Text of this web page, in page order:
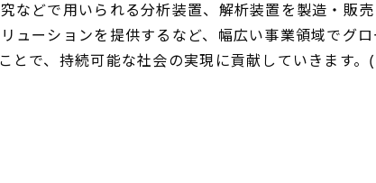
どで用いられる分析装置、解析装置を製造・販
ーションを提供するなど、幅広い事業領域でグ
とで、持続可能な社会の実現に貢献していきます